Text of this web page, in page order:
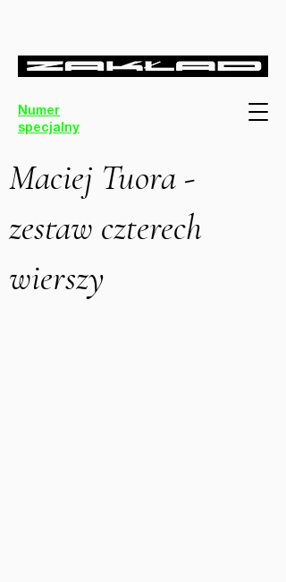
Numer
specjalny
Maciej Tuora -
zestaw czterech
wierszy